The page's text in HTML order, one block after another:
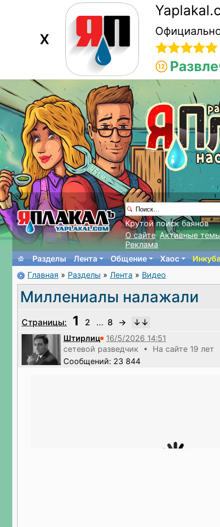
X
Крутой поиск баянов
О сайте Активные
Реклама
Разделы
Лента Общение Хаос
Главная » Разделы » Лента » Видео
Миллениалы налажали
Страницы: 1 2 ... 8
→
Штирлиц
сетевой разведчик • На сайте 19 лет
Сообщений: 23 844